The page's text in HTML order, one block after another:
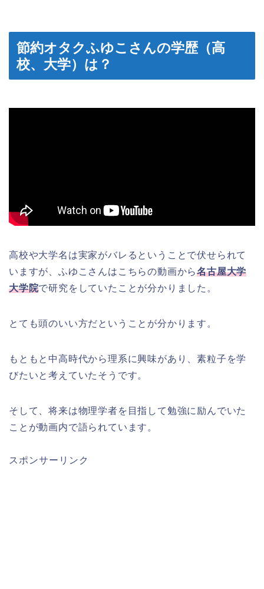
節約オタクふゆこさんの学歴（高
校、大学）は？
高校や大学名は実家がバレるということで伏せられて
いますが、ふゆこさんはこちらの動画から名古屋大学
大学院で研究をしていたことが分かりました。
とても頭のいい方だということが分かります。
もともと中高時代から理系に興味があり、素粒子を学
びたいと考えていたそうです。
そして、将来は物理学者を目指して勉強に励んでいた
ことが動画内で語られています。
スポンサーリンク